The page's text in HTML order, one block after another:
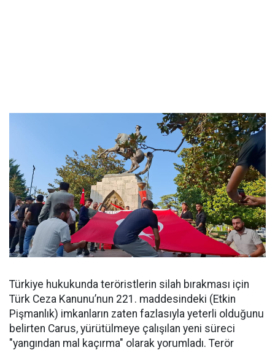
Türkiye hukukunda teröristlerin silah bırakması için
Türk Ceza Kanunu’nun 221. maddesindeki (Etkin
Pişmanlık) imkanların zaten fazlasıyla yeterli olduğunu
belirten Carus, yürütülmeye çalışılan yeni süreci
"yangından mal kaçırma" olarak yorumladı. Terör